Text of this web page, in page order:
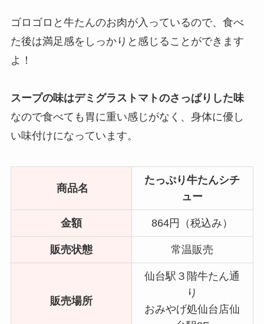
ゴロゴロと牛たんのお肉が入っているので、食べ
た後は満足感をしっかりと感じることができます
よ！
スープの味はデミグラストマトのさっぱりした味
なので食べても胃に重い感じがなく、身体に優し
い味付けになっています。
商品名
たっぷり牛たんシチ
ュー
金額 864円（税込み）
販売状態 常温販売
販売場所
仙台駅３階牛たん通
り
おみやげ処仙台店仙